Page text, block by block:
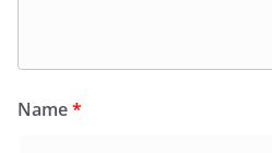
Name*